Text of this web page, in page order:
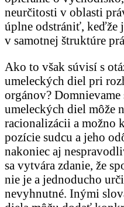
neurčitosti v oblasti
úplne odstrániť, keďže
v samotnej štruktúre
Ako to však súvisí s
umeleckých diel pri
orgánov?
umeleckých diel môže
racionalizácii a možno
pozície sudcu a jeho
nakoniec aj
sa vytvára zdanie, že
nie je a jednoducho
nevyhnutné. Inými